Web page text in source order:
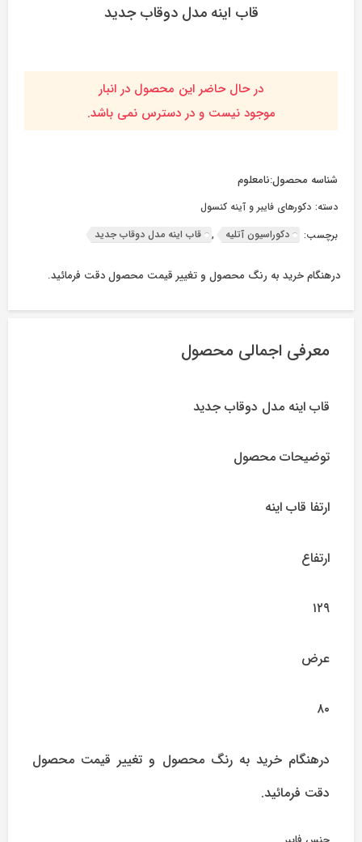
قاب اینه مدل دوقاب جدید
در حال حاضر این محصول در انبار
موجود نیست و در دسترس نمی باشد.
شناسه محصول:نامعلوم
دسته: دکورهای فایبر و آینه کنسول
برچسب:
دکوراسیون آتلیه , قاب اینه مدل دوقاب جدید
درهنگام خرید به رنگ محصول و تغییر قیمت محصول دقت فرمائید.
معرفی اجمالی محصول
قاب اینه مدل دوقاب جدید
توضیحات محصول
ارتفا قاب اینه
ارتفاع
۱۲۹
عرض
۸۰
درهنگام خرید به رنگ محصول و تغییر قیمت محصول
دقت فرمائید.